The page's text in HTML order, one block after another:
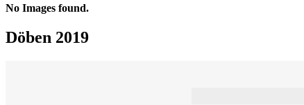
No Images found.
Döben 2019